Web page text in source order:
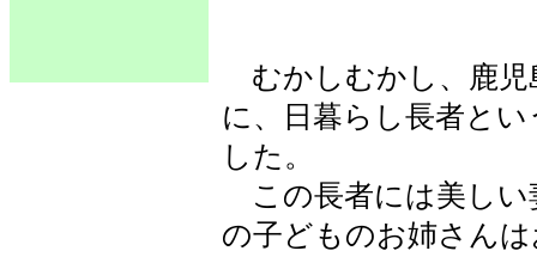
むかしむかし、鹿児
に、日暮らし長者と
した。
この長者には美しい
の子どものお姉さん